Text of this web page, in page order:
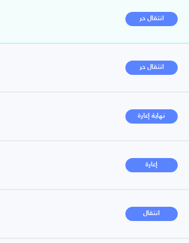
انتقال حر
انتقال حر
نهاية إعارة
إعارة
انتقال